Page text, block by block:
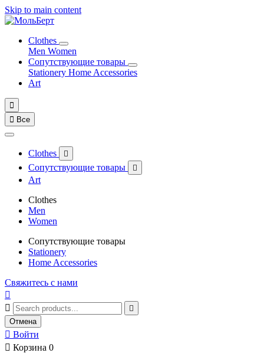
Skip to main content
Clothes
Men Women
Сопутствующие товары
Stationery Home Accessories
Art

 Все
Clothes 
Сопутствующие товары 
Art
Clothes
Men
Women
Сопутствующие товары
Stationery
Home Accessories
Свяжитесь с нами



Отмена
 Войти
 Корзина 0